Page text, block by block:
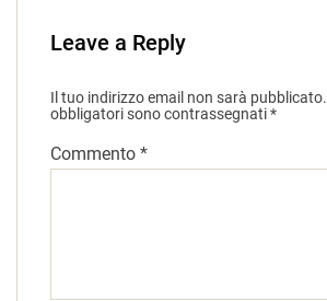
Leave a Reply
Il tuo indirizzo email non sarà pubblicato.
obbligatori sono contrassegnati*
Commento *